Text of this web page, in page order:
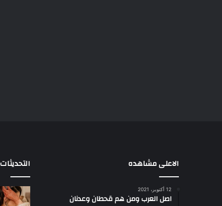
الاعلى مشاهده
12 أكتوبر، 2021
اصل العرب ومن هم قحطان وعدنان
التحديثات